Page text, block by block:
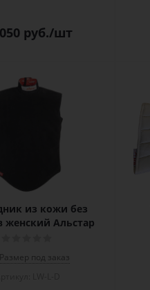
руб./шт
из кожи без
женский Альстар
Размер под заказ